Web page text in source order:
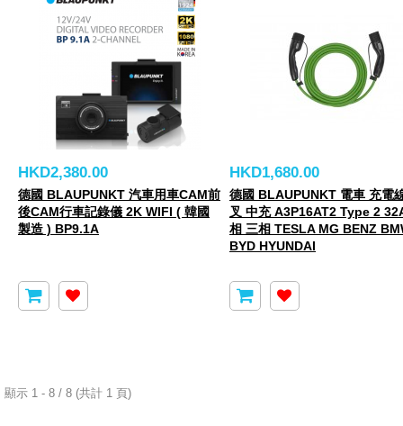
HKD2,380.00
德國 BLAUPUNKT 汽車用車CAM前
後CAM行車記錄儀 2K WIFI ( 韓國
製造 ) BP9.1A
HKD1,680.00
德國 BLAUPUNKT 電車 充電
叉 中充 A3P16AT2 Type 2
相 三相 TESLA MG BENZ
BYD HYUNDAI
顯示 1 - 8 / 8 (共計 1 頁)